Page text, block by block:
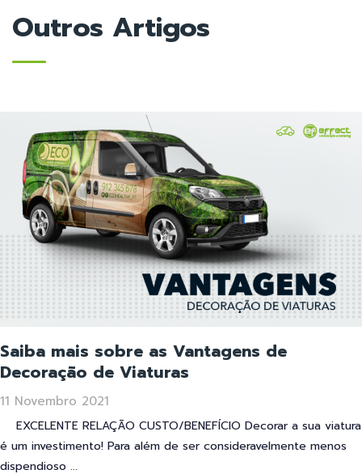
Outros Artigos
Saiba mais sobre as Vantagens de
Decoração de Viaturas
11 Novembro 2021
EXCELENTE RELAÇÃO CUSTO/BENEFÍCIO Decorar a sua viatura
é um investimento! Para além de ser consideravelmente menos
dispendioso ...